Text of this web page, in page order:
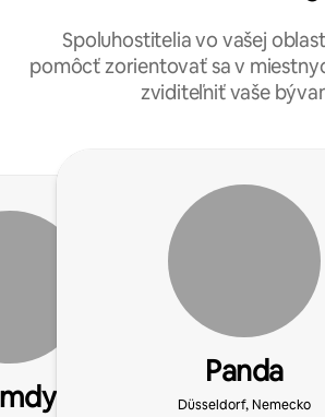
Spoluhostitelia vo vašej
pomôcť zorientovať sa v
zviditeľniť vaše
Panda
Düsseldorf, Nemecko